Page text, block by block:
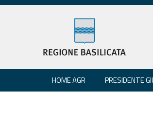
HOME AGR PRESIDENTE